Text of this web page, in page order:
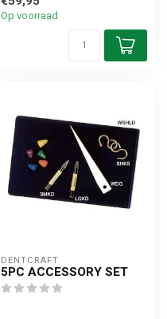
Op voorraad
DENTCRAFT
5PC ACCESSORY SET